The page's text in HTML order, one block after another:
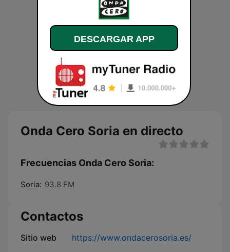
Onda Cero Soria en directo
Frecuencias Onda Cero Soria:
Soria: 93.8 FM
Contactos
Sitio web https://www.ondacerosoria.es/
DESCARGAR APP